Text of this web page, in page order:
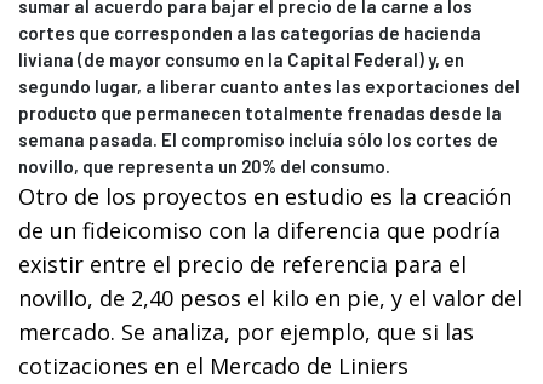
sumar al acuerdo para bajar el precio de la carne a los
cortes que corresponden a las categorías de hacienda
liviana (de mayor consumo en la Capital Federal) y, en
segundo lugar, a liberar cuanto antes las exportaciones del
producto que permanecen totalmente frenadas desde la
semana pasada. El compromiso incluía sólo los cortes de
novillo, que representa un 20% del consumo.
Otro de los proyectos en estudio es la creación
de un fideicomiso con la diferencia que podría
existir entre el precio de referencia para el
novillo, de 2,40 pesos el kilo en pie, y el valor del
mercado. Se analiza, por ejemplo, que si las
cotizaciones en el Mercado de Liniers